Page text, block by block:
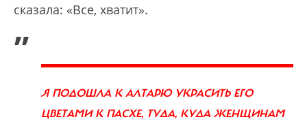
сказала: «Все, хватит».
„
Я ПОДОШЛА К АЛТАРЮ УКРАСИТЬ ЕГО
ЦВЕТАМИ К ПАСХЕ, ТУДА, КУДА ЖЕНЩИНАМ